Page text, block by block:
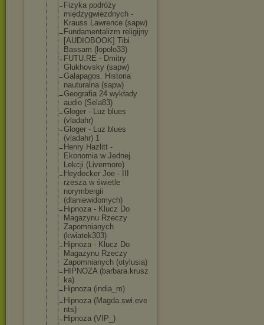
Fizyka podróży
międzygwiezdnych -
Krauss Lawrence (sapw)
Fundamentalizm religijny
[AUDIOBOOK] Tibi
Bassam (lopolo33)
FUTU.RE - Dmitry
Glukhovsky (sapw)
Galapagos. Historia
nauturalna (sapw)
Geografia 24 wykłady
audio (Sela83)
Gloger - Luz blues
(vladahr)
Gloger - Luz blues
(vladahr) 1
Henry Hazlitt -
Ekonomia w Jednej
Lekcji (Livermore)
Heydecker Joe - III
rzesza w świetle
norymbergii
(dlaniewidomyc h)
Hipnoza - Klucz Do
Magazynu Rzeczy
Zapomnianych
(kwiatek303)
Hipnoza - Klucz Do
Magazynu Rzeczy
Zapomnianych (otylusia)
HIPNOZA (barbara.krusz
ka)
Hipnoza (india_m)
Hipnoza (Magda.swi.eve
nts)
Hipnoza (VIP_)